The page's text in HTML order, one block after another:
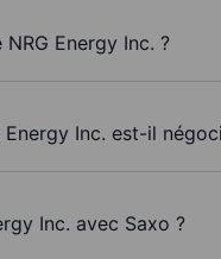
Energy Inc. ?
Energy Inc. est-il
Inc. avec Saxo ?